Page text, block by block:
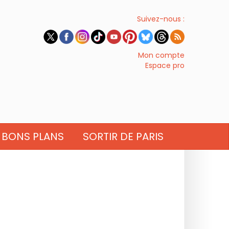
Suivez-nous :
Mon compte
Espace pro
BONS PLANS SORTIR DE PARIS